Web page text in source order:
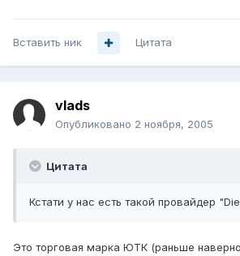
Вставить ник Цитата
vlads
Опубликовано 2 ноября, 2005
Цитата
Кстати у нас есть такой провайдер
Это торговая марка ЮТК (раньше